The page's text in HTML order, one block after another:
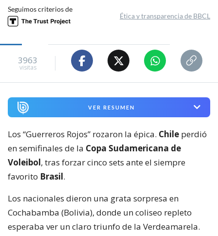
Seguimos criterios de
Ética y transparencia de BBCL
3963
visitas
VER RESUMEN
Los “Guerreros Rojos” rozaron la épica. Chile perdió
en semifinales de la Copa Sudamericana de
Voleibol, tras forzar cinco sets ante el siempre
favorito Brasil.
Los nacionales dieron una grata sorpresa en
Cochabamba (Bolivia), donde un coliseo repleto
esperaba ver un claro triunfo de la Verdeamarela.